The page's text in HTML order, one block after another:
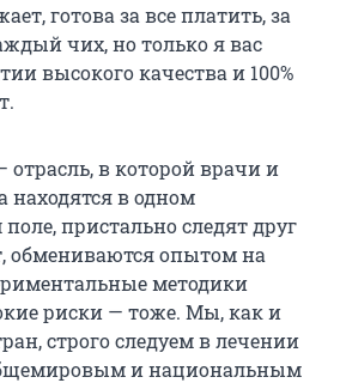
готова за все платить, за
чих, но только я вас
высокого качества и 100%
в которой врачи и
находятся в одном
пристально следят друг
обмениваются опытом на
методики
риски — тоже. Мы, как и
строго следуем в лечении
и национальным